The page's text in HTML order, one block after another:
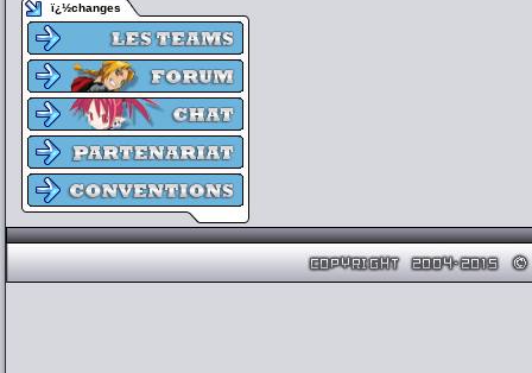
ï¿½changes